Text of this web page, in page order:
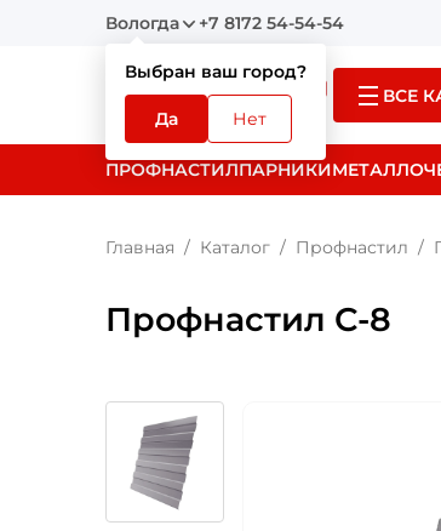
Вологда
Выбран ваш город?
Да Нет
+7 8172 54-54-54
ВСЕ
ПРОФНАСТИЛПАРНИКИ
Главная Каталог Профнастил
Профнастил С-8